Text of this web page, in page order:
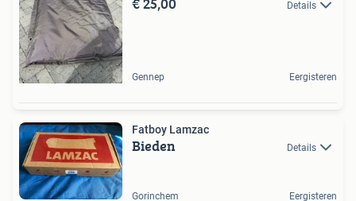
Details
Gennep Eergisteren
Fatboy Lamzac
Bieden Details
Gorinchem Eergisteren